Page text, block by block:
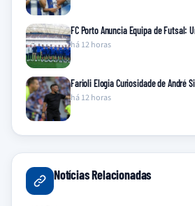
FC Porto Anuncia Equipa de Futsal:
há 12 horas
Farioli Elogia Curiosidade de André
há 12 horas
Notícias Relacionadas